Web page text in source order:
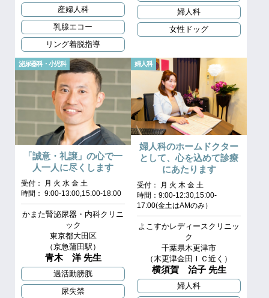
産婦人科
乳腺エコー
リング着脱指導
婦人科
女性ドッグ
泌尿器科・小児科
「誠意・礼譲」の心で一
人一人に尽くします
受付： 月 火 水 金 土
時間： 9:00-13:00,15:00-18:00
かまた腎泌尿器・内科クリニ
ック
東京都大田区
（京急蒲田駅）
青木 洋 先生
過活動膀胱
尿失禁
婦人科
婦人科のホームドクター
として、心を込めて診療
にあたります
受付： 月 火 木 金 土
時間：9:00-12:30,15:00-
17:00(金土はAMのみ）
よこすかレディースクリニッ
ク
千葉県木更津市
（木更津金田ＩＣ近く）
横須賀 治子 先生
婦人科